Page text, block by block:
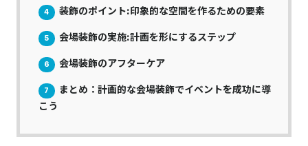
4 装飾のポイント:印象的な空間を作るための要素
5 会場装飾の実施:計画を形にするステップ
6 会場装飾のアフターケア
7
まとめ：計画的な会場装飾でイベントを成功に導
こう